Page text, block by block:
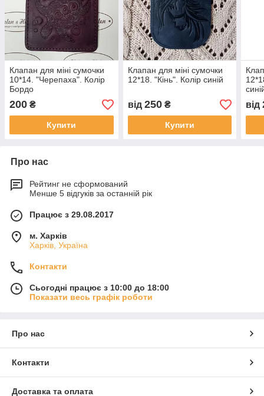
Клапан для міні сумочки
10*14. "Черепаха". Колір
Бордо
200 ₴
Купити
Клапан для міні сумочки
12*18. "Кiнь". Колір синій
від 250₴
Купити
від
Про нас
Рейтинг не сформований
Менше 5 відгуків за останній рік
Працює з 29.08.2017
м. Харків
Харків, Україна
Контакти
Сьогодні працює з 10:00 до 18:00
Показати весь графік роботи
Про нас
Контакти
Доставка та оплата